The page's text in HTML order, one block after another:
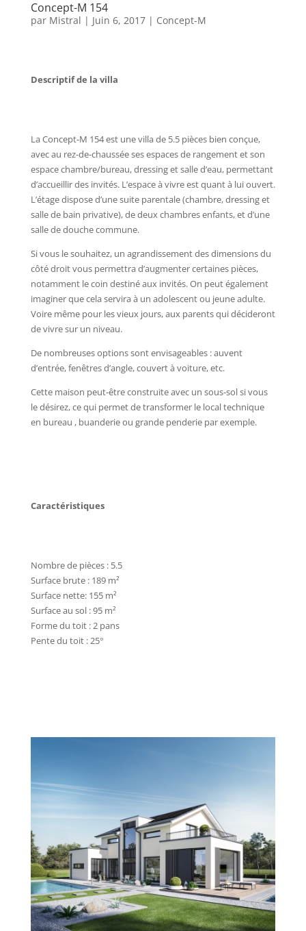
Concept-M 154
par Mistral | Juin 6, 2017| Concept-M
Descriptif de la villa
La Concept-M 154 est une villa de 5.5 pièces bien conçue,
avec au rez-de-chaussée ses espaces de rangement et son
espace chambre/bureau, dressing et salle d’eau, permettant
d’accueillir des invités. L’espace à vivre est quant à lui ouvert.
L’étage dispose d’une suite parentale (chambre, dressing et
salle de bain privative), de deux chambres enfants, et d’une
salle de douche commune.
Si vous le souhaitez, un agrandissement des dimensions du
côté droit vous permettra d’augmenter certaines pièces,
notamment le coin destiné aux invités. On peut également
imaginer que cela servira à un adolescent ou jeune adulte.
Voire même pour les vieux jours, aux parents qui décideront
de vivre sur un niveau.
De nombreuses options sont envisageables : auvent
d’entrée, fenêtres d’angle, couvert à voiture, etc.
Cette maison peut-être construite avec un sous-sol si vous
le désirez, ce qui permet de transformer le local technique
en bureau , buanderie ou grande penderie par exemple.
Caractéristiques
Nombre de pièces : 5.5
Surface brute : 189 m²
Surface nette: 155 m²
Surface au sol : 95 m²
Forme du toit : 2 pans
Pente du toit : 25°